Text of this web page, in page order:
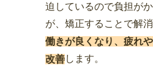
迫しているので負担が
が、矯正することで解
働きが良くなり、疲れ
改善します。